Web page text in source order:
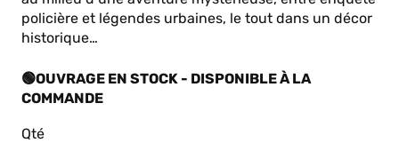
policière et légendes urbaines, le tout dans un décor
historique…
🟢OUVRAGE EN STOCK - DISPONIBLE À LA
COMMANDE
Qté